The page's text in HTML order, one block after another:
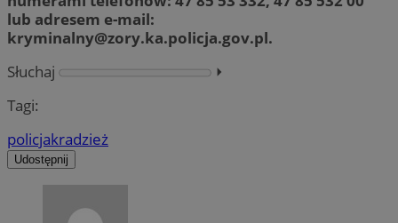
lub adresem e-mail:
kryminalny@zory.ka.policja.gov.pl.
Słuchaj
⏵︎
Tagi:
policjakradzież
Udostępnij